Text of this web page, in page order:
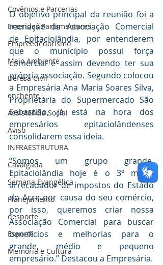
Covênios e Parcerias
Emendas Parlamentares
Empreededorismo
Meio Ambiente
Defesa Civil
enchente
Assistência Social
Aviso
INFRAESTRUTURA
Cavalgada
Semana Evangélica
Planejamento
desporte
Esporte
Memória e Cultura
O objetivo principal da reunião foi a
recriação da Associação Comercial
de Epitaciolândia, por entenderem
que o município possui força
comercial e assim devendo ter sua
própria associação. Segundo colocou
a Empresária Ana Maria Soares Silva,
Proprietária do Supermercado São
Sebastião, já está na hora dos
empresários epitaciolândenses
consolidarem essa ideia.
“Somos um grupo grande,
Epitaciolândia hoje é o 3º maior
arrecadador de impostos do Estado
do Acre por causa do seu comércio,
por isso, queremos criar nossa
Associação Comercial para buscar
benefícios e melhorias para o
grande, médio e pequeno
empresário.” Destacou a Empresária.